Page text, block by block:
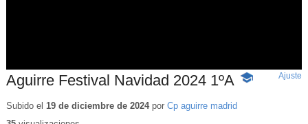
Aguirre Festival Navidad 2024 1ºA -
Ajuste
Subido el 19 de diciembre de 2024por Cp aguirre madrid